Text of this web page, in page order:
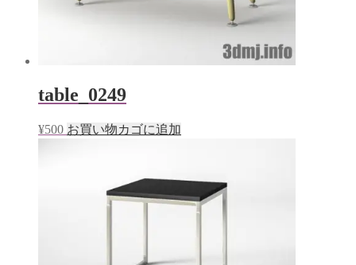
table_0249
¥500 お買い物カゴに追加